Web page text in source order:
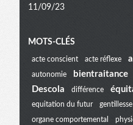
11/09/23
Menu
extra
MOTS-CLÉS
acte conscient acte réflexe
autonomie bientraitance
Descola différence
equitation du futur gentillesse
organe comportemental